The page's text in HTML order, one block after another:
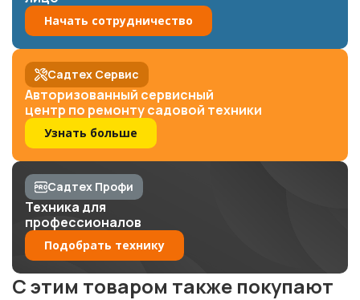
Начать сотрудничество
Садтех Сервис
Авторизованный сервисный
центр по ремонту садовой техники
Узнать больше
Садтех Профи
Техника для
профессионалов
Подобрать технику
C этим товаром также покупают